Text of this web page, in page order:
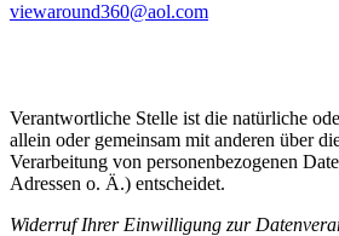
viewaround360@aol.com
Verantwortliche Stelle ist die natürliche
allein oder gemeinsam mit anderen über
Verarbeitung von personenbezogenen
Adressen o. Ä.) entscheidet.
Widerruf Ihrer Einwilligung zur